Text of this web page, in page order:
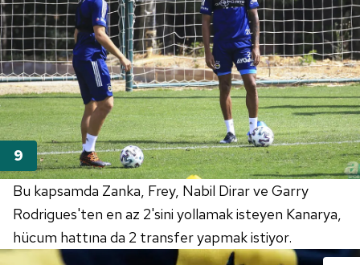
için Ayarlar butonuna tıklayabilir,Çerez Bilgilendirme
Metnimiziziyaret edebilirsiniz.
6698 sayılı Kişisel Verilerin Korunması Kanunu uyarınca
hazırlanmış Aydınlatma Metnimizi okumak ve sitemizde
ilgili mevzuata uygun olarak kullanılan çerezlerle ilgili bilgi
almak için lütfentıklayınız.
Bu kapsamda Zanka, Frey, Nabil Dirar ve Garry
Rodrigues'ten en az 2'sini yollamak isteyen Kanarya,
hücum hattına da 2 transfer yapmak istiyor.